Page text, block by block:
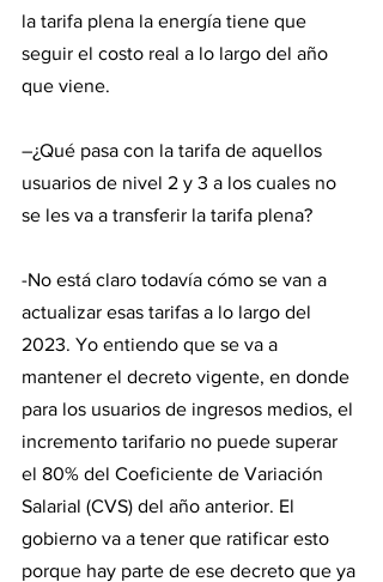
la tarifa plena la energía tiene que
seguir el costo real a lo largo del año
que viene.
–¿Qué pasa con la tarifa de aquellos
usuarios de nivel 2 y 3 a los cuales no
se les va a transferir la tarifa plena?
-No está claro todavía cómo se van a
actualizar esas tarifas a lo largo del
2023. Yo entiendo que se va a
mantener el decreto vigente, en donde
para los usuarios de ingresos medios, el
incremento tarifario no puede superar
el 80% del Coeficiente de Variación
Salarial (CVS) del año anterior. El
gobierno va a tener que ratificar esto
porque hay parte de ese decreto que ya